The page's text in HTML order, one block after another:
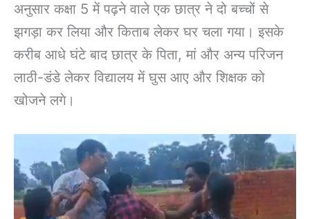
अनुसार कक्षा 5 में पढ़ने वाले एक छात्र ने दो बच्चों से
झगड़ा कर लिया और किताब लेकर घर चला गया। इसके
करीब आधे घंटे बाद छात्र के पिता, मां और अन्य परिजन
लाठी-डंडे लेकर विद्यालय में घुस आए और शिक्षक को
खोजने लगे।